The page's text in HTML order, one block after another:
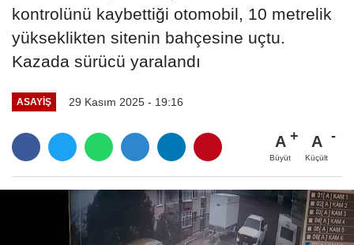
kontrolünü kaybettiği otomobil, 10 metrelik
yükseklikten sitenin bahçesine uçtu.
Kazada sürücü yaralandı
ASAYIŞ 29 Kasım 2025 - 19:16
A
Büyüt
A
Küçült